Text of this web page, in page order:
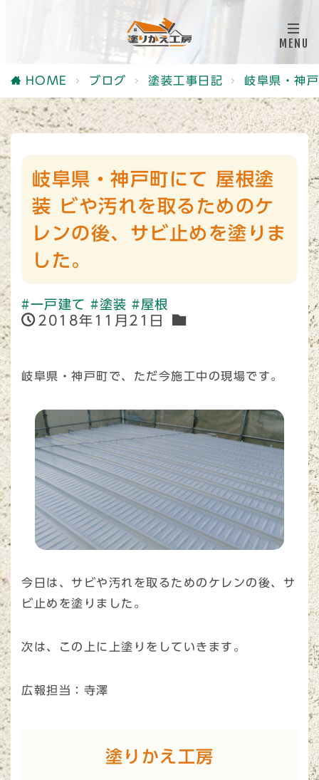
HOME ブログ 塗装工事日記 岐阜県・神
岐阜県・神戸町にて 屋根塗
装 ビや汚れを取るためのケ
レンの後、サビ止めを塗りま
した。
#一戸建て #塗装 #屋根
2018年11月21日
岐阜県・神戸町で、ただ今施工中の現場です。
今日は、サビや汚れを取るためのケレンの後、サ
ビ止めを塗りました。
次は、この上に上塗りをしていきます。
広報担当：寺澤
塗りかえ工房